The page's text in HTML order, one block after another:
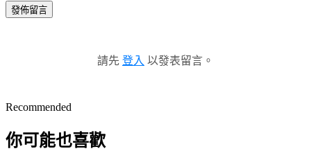
發佈留言
請先 登入 以發表留言。
Recommended
你可能也喜歡